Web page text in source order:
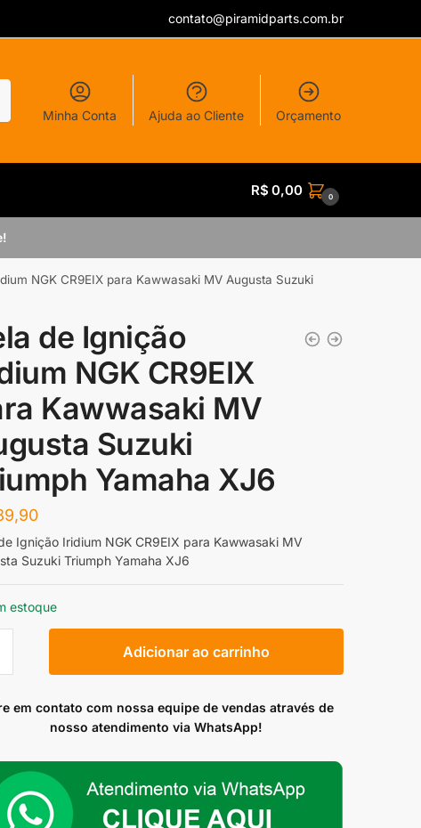
contato@piramidparts.com.br
Minha Conta Ajuda ao Cliente Orçamento
R$ 0,00 0
NGK CR9EIX para Kawwasaki MV Augusta Suzuki
de Ignição
NGK CR9EIX
Kawwasaki MV
Suzuki
Yamaha XJ6
Ignição Iridium NGK CR9EIX para Kawwasaki MV
Suzuki Triumph Yamaha XJ6
estoque
Adicionar ao carrinho
em contato com nossa equipe de vendas através de
nosso atendimento via WhatsApp!